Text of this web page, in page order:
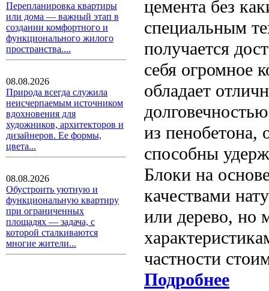
Перепланировка квартиры
или дома — важный этап в
создании комфортного и
функционального жилого
пространства....
08.08.2026
Природа всегда служила
неисчерпаемым источником
вдохновения для
художников, архитекторов и
дизайнеров. Ее формы,
цвета...
08.08.2026
Обустроить уютную и
функциональную квартиру
при ограниченных
площадях — задача, с
которой сталкиваются
многие жители...
цемента без
специальным
получается
себя огромное
обладает
из пенобетона,
способны
Блоки на
качествами
или дерево, но
частности
Подробнее